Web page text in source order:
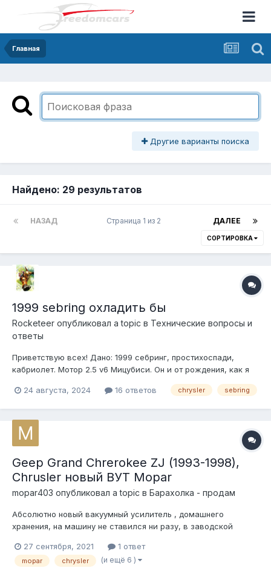
Главная
Другие варианты поиска
Найдено: 29 результатов
НАЗАД ДАЛЕЕ
Страница 1 из 2
СОРТИРОВКА
1999 sebring охладить бы
Rocketeer опубликовал a topic в Технические вопросы и
ответы
Приветствую всех! Дано: 1999 себринг, простихоспади,
кабриолет. Мотор 2.5 v6 Мицубиси. Он и от рождения, как я
Система под давлением, вертух работает, но вот как бы
командует, чем поправить?...
24 августа, 2024 16 ответов chrysler sebring
Geep Grand Chrerokee ZJ (1993-1998),
Chrusler новый ВУТ Mopar
mopar403 опубликовал a topic в Барахолка - продам
Абсолютно новый вакуумный усилитель , домашнего
хранения, на машину не ставился ни разу, в заводской
Chrusler новый ВУТ Mopar Номера по каталогу: 04720868
52006887 Цена 20 тысяч (в магазине 37). Личная встреча в
27 сентября, 2021 1 ответ
mopar chrysler (и ещё 6 )